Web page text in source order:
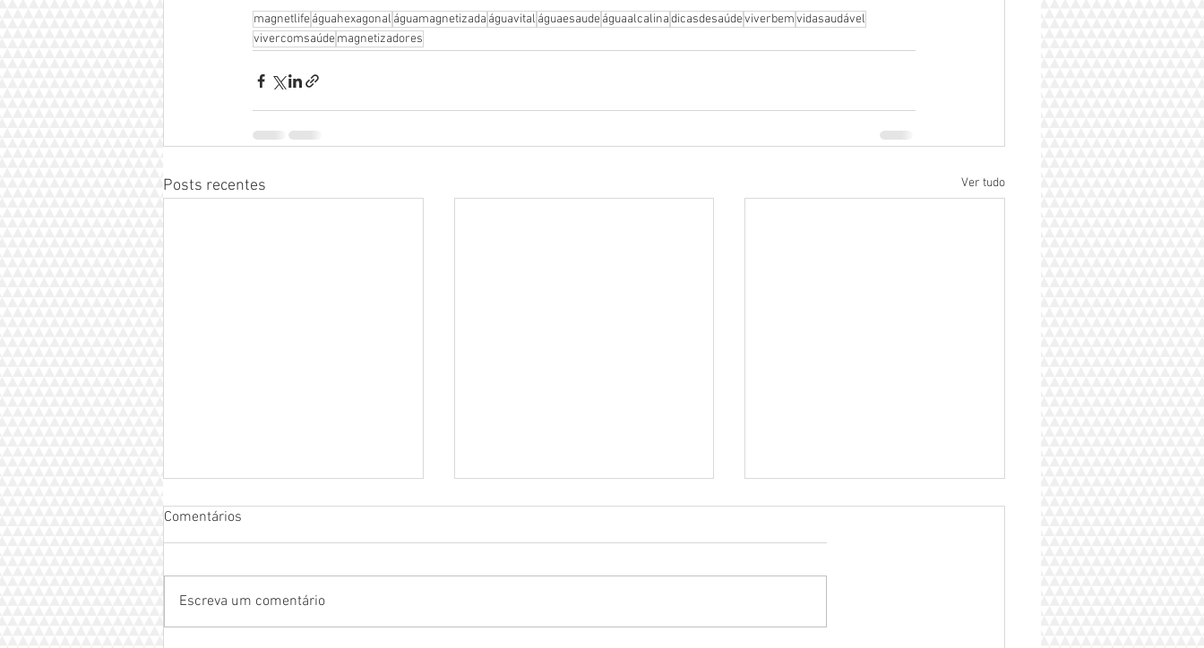
magnetlifeáguahexagonal águamagnetizada águavital águaesaudeáguaalcalinadicasdesaúdeviverbemvidasaudável
vivercomsaúdemagnetizadores
Posts recentes Ver tudo
Comentários
Escreva um comentário